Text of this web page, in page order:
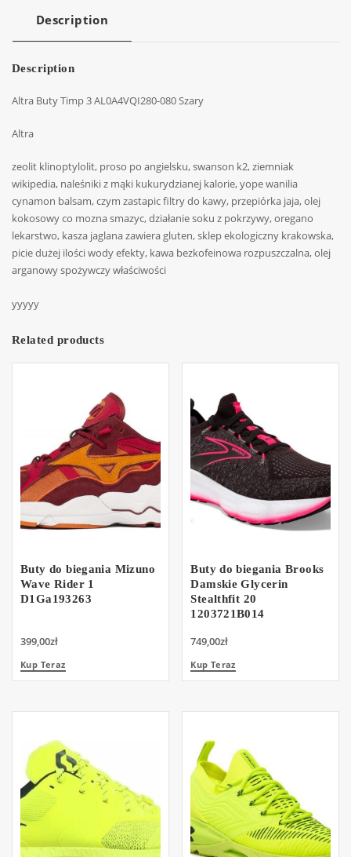
Description
Description
Altra Buty Timp 3 AL0A4VQI280-080 Szary
Altra
zeolit klinoptylolit, proso po angielsku, swanson k2, ziemniak
wikipedia, naleśniki z mąki kukurydzianej kalorie, yope wanilia
cynamon balsam, czym zastapic filtry do kawy, przepiórka jaja, olej
kokosowy co mozna smazyc, działanie soku z pokrzywy, oregano
lekarstwo, kasza jaglana zawiera gluten, sklep ekologiczny krakowska,
picie dużej ilości wody efekty, kawa bezkofeinowa rozpuszczalna, olej
arganowy spożywczy właściwości
yyyyy
Related products
Buty do biegania Mizuno
Wave Rider 1
D1Ga193263
399,00zł
Kup Teraz
Buty do biegania Brooks
Damskie Glycerin
Stealthfit 20
1203721B014
749,00zł
Kup Teraz